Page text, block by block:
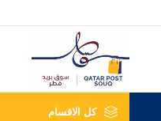
كل الاقسام